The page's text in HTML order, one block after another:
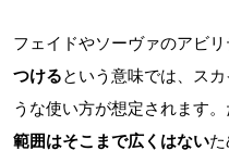
フェイドやソーヴァのアビリ
つけるという意味では、ス
うな使い方が想定されます
範囲はそこまで広くはない